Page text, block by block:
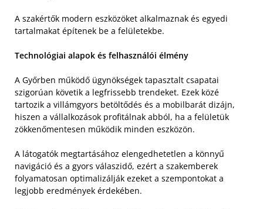
A szakértők modern eszközöket alkalmaznak és egyedi
tartalmakat építenek be a felületekbe.
Technológiai alapok és felhasználói élmény
A Győrben működő ügynökségek tapasztalt csapatai
szigorúan követik a legfrissebb trendeket. Ezek közé
tartozik a villámgyors betöltődés és a mobilbarát dizájn,
hiszen a vállalkozások profitálnak abból, ha a felületük
zökkenőmentesen működik minden eszközön.
A látogatók megtartásához elengedhetetlen a könnyű
navigáció és a gyors válaszidő, ezért a szakemberek
folyamatosan optimalizálják ezeket a szempontokat a
legjobb eredmények érdekében.